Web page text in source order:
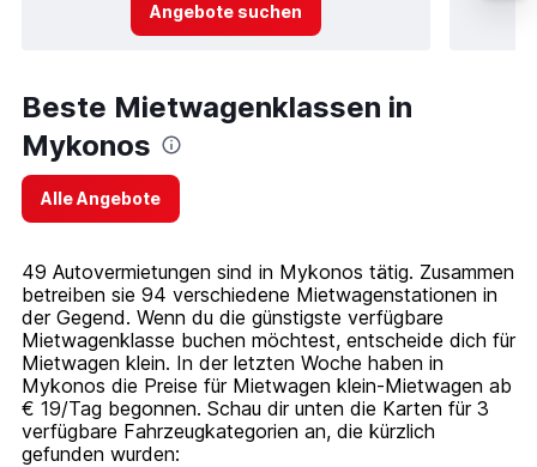
Angebote suchen
Beste Mietwagenklassen in
Mykonos
Alle Angebote
49 Autovermietungen sind in Mykonos tätig. Zusammen
betreiben sie 94 verschiedene Mietwagenstationen in
der Gegend. Wenn du die günstigste verfügbare
Mietwagenklasse buchen möchtest, entscheide dich für
Mietwagen klein. In der letzten Woche haben in
Mykonos die Preise für Mietwagen klein-Mietwagen ab
€ 19/Tag begonnen. Schau dir unten die Karten für 3
verfügbare Fahrzeugkategorien an, die kürzlich
gefunden wurden: